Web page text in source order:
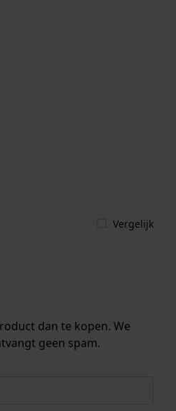
Vergelijk
dan te kopen. We
geen spam.